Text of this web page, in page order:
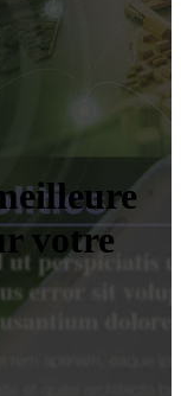
votre